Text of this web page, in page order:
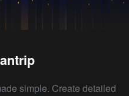
simple. Create detailed